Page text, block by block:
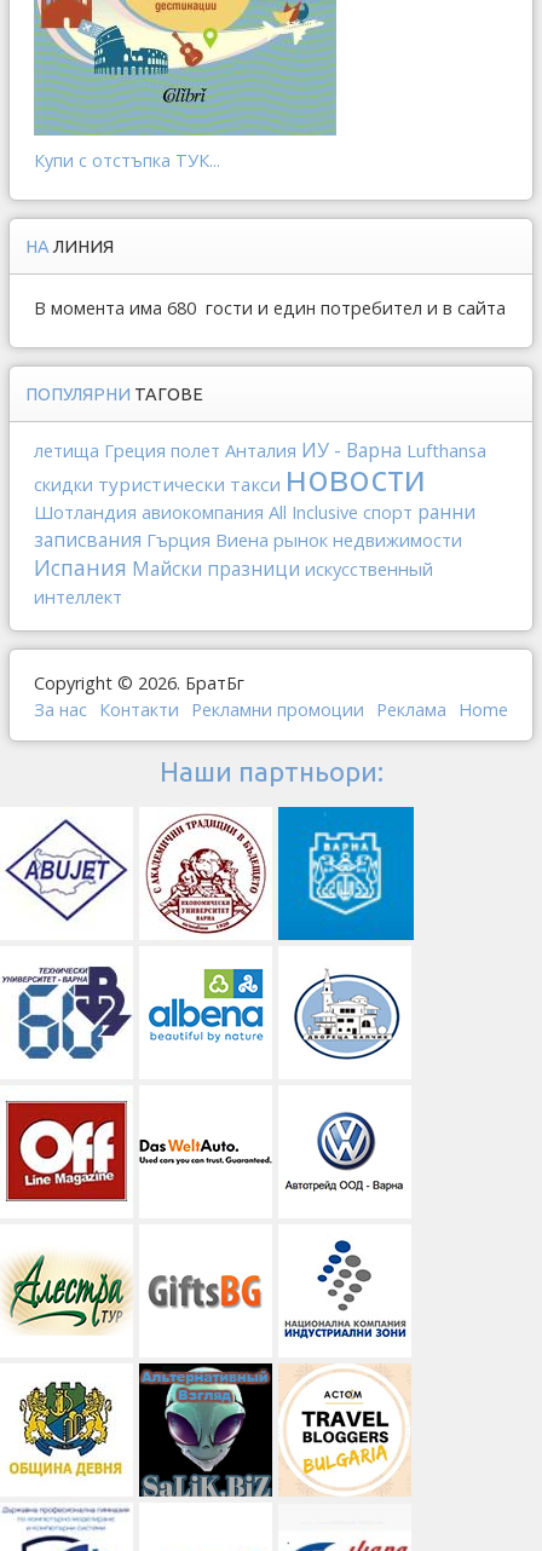
Купи с отстъпка ТУК...
НА ЛИНИЯ
В момента има 680 гости и един потребител и в сайта
ПОПУЛЯРНИ ТАГОВЕ
летища Греция полет Анталия ИУ - Варна Lufthansa
скидки туристически такси новости
Шотландия авиокомпания All Inclusive спорт ранни
записвания Гърция Виена рынок недвижимости
Испания Майски празници искусственный
интеллект
Copyright © 2026. БратБг
За нас Контакти Рекламни промоции Реклама Home
Наши партньори: